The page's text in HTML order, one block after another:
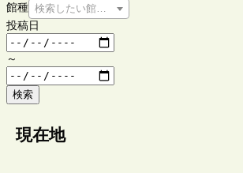
館種 検索したい館種を選択してください
投稿日
～
検索
現在地